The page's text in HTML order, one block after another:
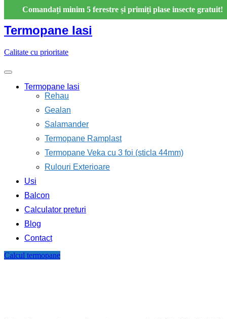
Comandați minim 5 ferestre și primiți plase insecte gratuit!
content
Termopane Iasi
Calitate cu prioritate
Termopane Iasi
Rehau
Gealan
Salamander
Termopane Ramplast
Termopane Veka cu 3 foi (sticla 44mm)
Rulouri Exterioare
Usi
Balcon
Calculator preturi
Blog
Contact
Calcul termopane